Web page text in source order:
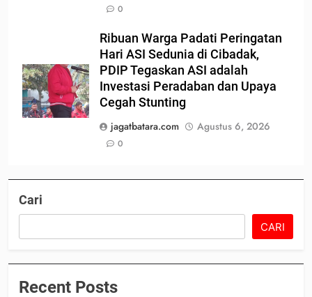
0
Ribuan Warga Padati Peringatan
Hari ASI Sedunia di Cibadak,
PDIP Tegaskan ASI adalah
Investasi Peradaban dan Upaya
Cegah Stunting
jagatbatara.com
Agustus 6, 2026
0
Cari
CARI
Recent Posts